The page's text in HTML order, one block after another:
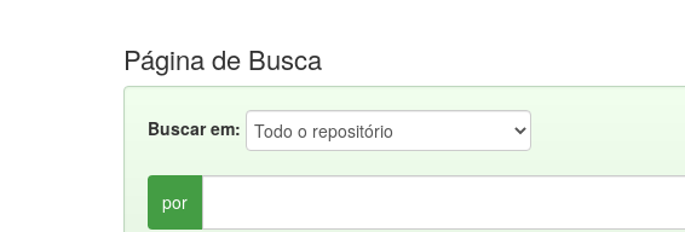
Página de Busca
Buscar em:
por